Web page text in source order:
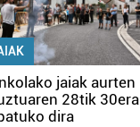
jaiak aurten
28tik 30era
dira